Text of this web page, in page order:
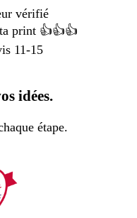
vérifié
print 👍👍👍
11-15
idées.
étape.